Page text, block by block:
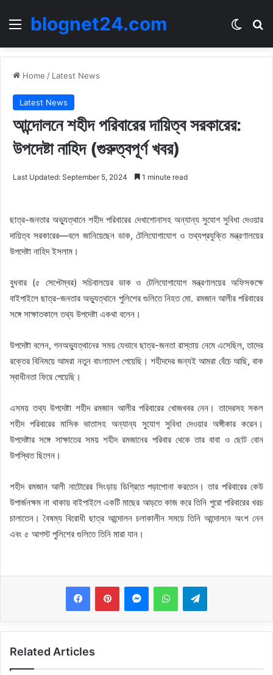
Menublognet24.com
Home / Latest News
Latest News
আন্দোলনে শহীদ পরিবারের দায়িত্ব সরকারের:
উপদেষ্টা নাহিদ (গুরুত্বপূর্ণ খবর)
Last Updated: September 5, 2024 1 minute read
ছাত্র-জনতার অভ্যুত্থানে শহীদ পরিবারের দেখাশোনাসহ অন্যান্য সুযোগ সুবিধা দেওয়ার
দায়িত্ব সরকারের—বলে জানিয়েছেন ডাক, টেলিযোগাযোগ ও তথ্যপ্রযুক্তি মন্ত্রণালয়ের
উপদেষ্টা নাহিদ ইসলাম।
বুধবার (৫ সেপ্টেম্বর) সচিবালয়ের ডাক ও টেলিযোগাযোগ মন্ত্রণালয়ের অফিসকক্ষে
বাইপাইলে ছাত্র-জনতার অভ্যুত্থানে পুলিশের গুলিতে নিহত মো. রমজান আলীর পরিবারের
সঙ্গে সাক্ষাতকালে তথ্য উপদেষ্টা একথা বলেন।
উপদেষ্টা বলেন, গনঅভ্যুত্থানের সময় যেভাবে ছাত্র-জনতা রাস্তায় নেমে এসেছিল, তাদের
রক্তের বিনিময়ে আমরা নতুন বাংলাদেশ পেয়েছি। শহীদদের জন্যই আমরা বেঁচে আছি, বাক
স্বাধীনতা ফিরে পেয়েছি।
এসময় তথ্য উপদেষ্টা শহীদ রমজান আলীর পরিবারের খোজখবর নেন। তাদেরসহ সকল
শহীদ পরিবারের মাসিক ভাতাসহ অন্যান্য সুযোগ সুবিধা দেওয়ার অঙ্গীকার করেন।
উপদেষ্টার সঙ্গে সাক্ষাতের সময় শহীদ রমজানের পরিবার থেকে তার বাবা ও ছোট বোন
উপস্থিত ছিলেন।
শহীদ রমজান আলী নাটোরের সিংড়ায় ডিগ্রিতে পড়াশোনা করতেন। তার পরিবারের কেউ
উপার্জনক্ষম না থাকায় বাইপাইলে একটি মাছের আড়তে কাজ করে তিনি পুরো পরিবারের খরচ
চালাতেন। বৈষম্য বিরোধী ছাত্র আন্দোলন চলাকালীন সময়ে তিনি আন্দোলনে অংশ নেন
এবং ৫ আগস্ট পুলিশের গুলিতে তিনি মারা যান।
MessengerWhatsAppTelegram
Related Articles